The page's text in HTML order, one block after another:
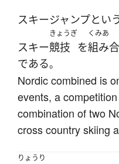
スキージャンプとい
スキー
きょうぎ
競技 を
くみあ
組み
である。
Nordic combined is
events, a
combination of two
cross country skiing
りょうり